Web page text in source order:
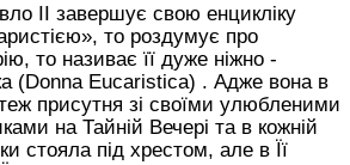
ІІ завершує свою енцикліку
то роздумує про
то називає її дуже ніжно -
(Donna Eucaristica) . Адже вона в
присутня зі своїми улюбленими
на Тайній Вечері та в кожній
стояла під хрестом, але в Її